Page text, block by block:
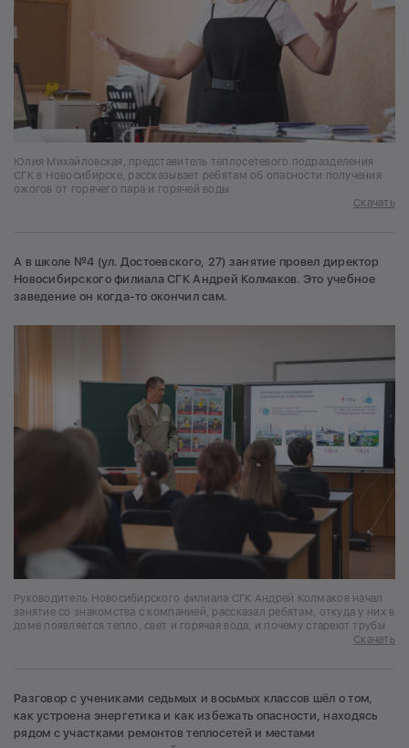
Юлия Михайловская, представитель теплосетевого подразделения
СГК в Новосибирске, рассказывает ребятам об опасности получения
ожогов от горячего пара и горячей воды
Скачать
А в школе №4 (ул. Достоевского, 27) занятие провел директор
Новосибирского филиала СГК Андрей Колмаков. Это учебное
заведение он когда-то окончил сам.
Руководитель Новосибирского филиала СГК Андрей Колмаков начал
занятие со знакомства с компанией, рассказал ребятам, откуда у них в
доме появляется тепло, свет и горячая вода, и почему стареют трубы
Скачать
Разговор с учениками седьмых и восьмых классов шёл о том,
как устроена энергетика и как избежать опасности, находясь
рядом с участками ремонтов теплосетей и местами